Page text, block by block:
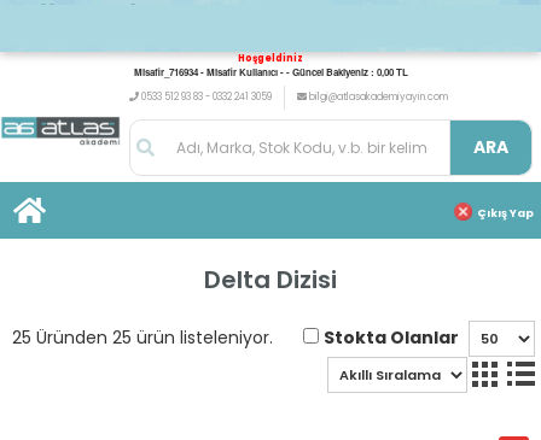
Hoşgeldiniz
Misafir_716934 - Misafir Kullanıcı - - Güncel Bakiyeniz : 0,00 TL
0533 512 93 83 - 0332 241 3059
bilgi@atlasakademiyayin.com
ARA
Çıkış Yap
Delta Dizisi
25 Üründen 25 ürün listeleniyor. Stokta Olanlar